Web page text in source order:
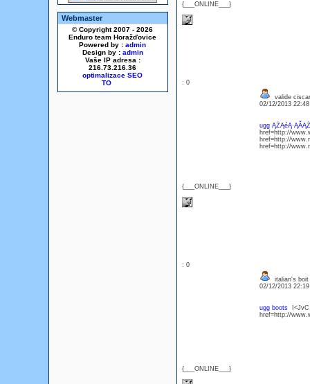
Webmaster
© Copyright 2007 - 2026
Enduro team Horažďovice
Powered by : admin
Design by : admin
Vaše IP adresa :
216.73.216.36
optimalizace SEO
{___ONLINE___}
: 0
{___ONLINE___}
valide
02/12/2013
ugg
href=http://
href=http://
href=http://
: 0
{___ONLINE___}
italian's boit
02/12/2013
ugg boots
href=http://